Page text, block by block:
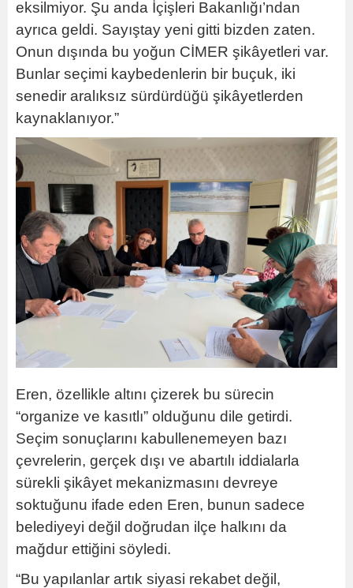
eksilmiyor. Şu anda İçişleri Bakanlığı’ndan
ayrıca geldi. Sayıştay yeni gitti bizden zaten.
Onun dışında bu yoğun CİMER şikâyetleri var.
Bunlar seçimi kaybedenlerin bir buçuk, iki
senedir aralıksız sürdürdüğü şikâyetlerden
kaynaklanıyor.”
Eren, özellikle altını çizerek bu sürecin
“organize ve kasıtlı” olduğunu dile getirdi.
Seçim sonuçlarını kabullenemeyen bazı
çevrelerin, gerçek dışı ve abartılı iddialarla
sürekli şikâyet mekanizmasını devreye
soktuğunu ifade eden Eren, bunun sadece
belediyeyi değil doğrudan ilçe halkını da
mağdur ettiğini söyledi.
“Bu yapılanlar artık siyasi rekabet değil,